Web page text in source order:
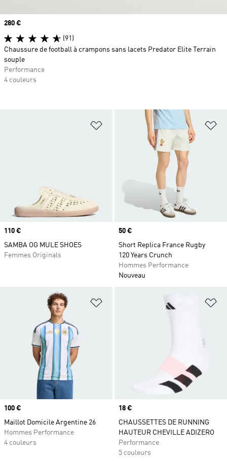
Ajouter à la Liste de produits
Prix
110 €
SAMBA OG MULE SHOES
Femmes Originals
Prix
50 €
Short Replica France Rugby
120 Years Crunch
Hommes Performance
Nouveau
Ajouter à la Liste de produits
Prix
100 €
Maillot Domicile Argentine 26
Hommes Performance
4 couleurs
Prix
18 €
CHAUSSETTES DE RUNNING
HAUTEUR CHEVILLE ADIZERO
Performance
5 couleurs
Prix
280 €
(91)
Chaussure de football à crampons sans lacets Predator Elite Terrain
souple
Performance
4 couleurs